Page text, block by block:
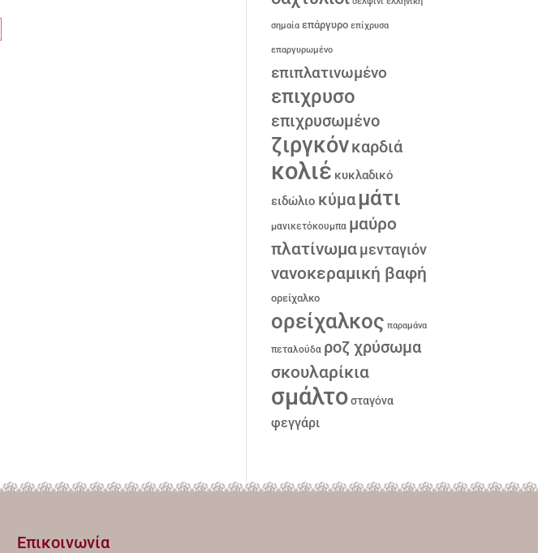
σημαία επάργυρο επίχρυσα
επαργυρωμένο
επιπλατινωμένο
επιχρυσο
επιχρυσωμένο
ζιργκόνκαρδιά
κολιέ κυκλαδικό
ειδώλιο κύμα μάτι
μανικετόκουμπα μαύρο
πλατίνωμαμενταγιόν
νανοκεραμική βαφή
ορείχαλκο
ορείχαλκος παραμάνα
πεταλούδα ροζ χρύσωμα
σκουλαρίκια
σμάλτοσταγόνα
φεγγάρι
Επικοινωνία